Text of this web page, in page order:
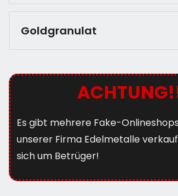
Goldgranulat
Es gibt mehrere Fake-
unserer Firma Edelmetalle
sich um Betrüger!